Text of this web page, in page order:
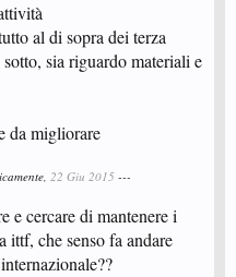
al di sopra dei terza
sia riguardo materiali e
da migliorare
22 Giu 2015 ---
e cercare di mantenere i
ittf, che senso fa andare